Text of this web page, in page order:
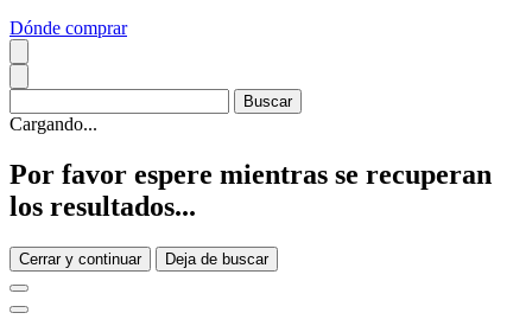
Dónde comprar
Cargando...
Por favor espere mientras se recuperan
los resultados...
Cerrar y continuar Deja de buscar